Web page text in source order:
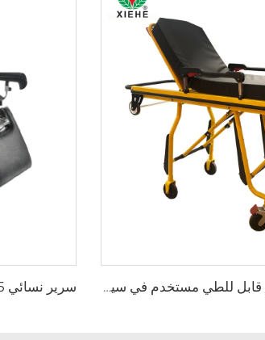
YXH-3C سرير إسعافي قابل للطي مستخدم في سيارات الإسعاف